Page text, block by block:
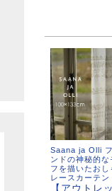
DESIGN
Piece
NEXTHOME
BIG SIZE
在庫一掃ア
Saana ja Olli
ンドの神秘的な
フを描いたおし
レースカーテン
【アウトレ